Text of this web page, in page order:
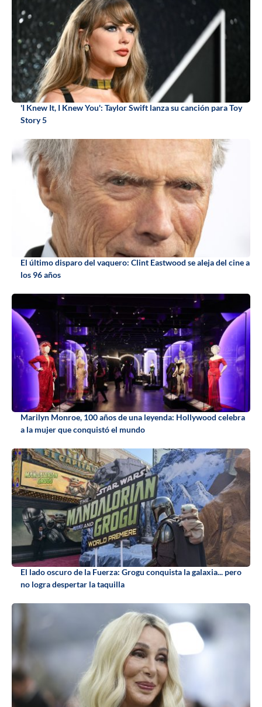
'I Knew It, I Knew You': Taylor Swift lanza su canción para Toy
Story 5
El último disparo del vaquero: Clint Eastwood se aleja del cine a
los 96 años
Marilyn Monroe, 100 años de una leyenda: Hollywood celebra
a la mujer que conquistó el mundo
El lado oscuro de la Fuerza: Grogu conquista la galaxia... pero
no logra despertar la taquilla